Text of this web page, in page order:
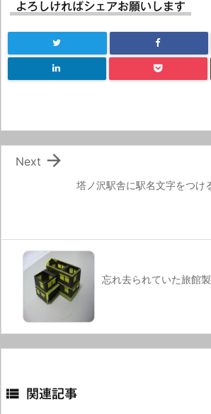
よろしければシェアお願いします
塔ノ沢駅舎に駅名文字をつけ

Next
忘れ去られていた旅館
 関連記事